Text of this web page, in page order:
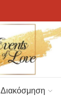
Διακόσμηση